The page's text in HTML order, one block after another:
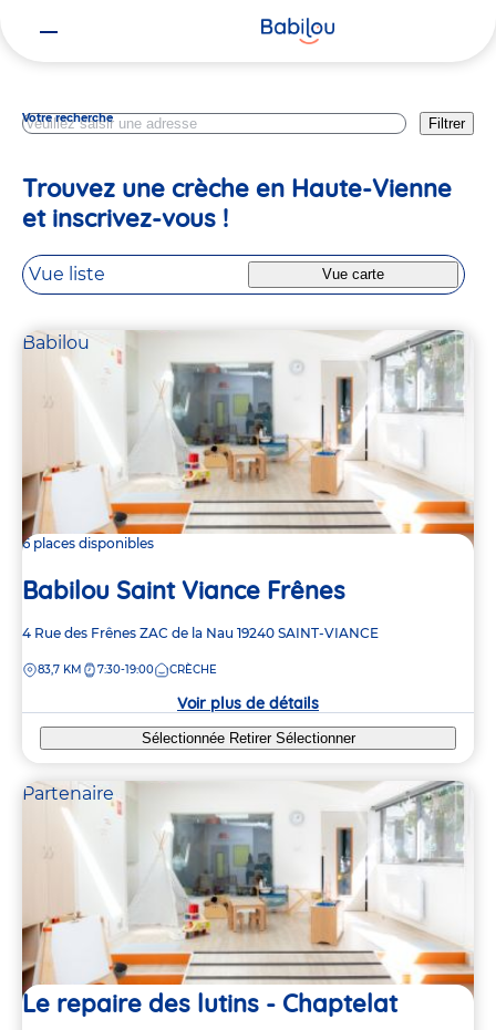
Votre recherche Filtrer
Trouvez une crèche en Haute-Vienne
et inscrivez-vous !
Vue liste Vue carte
Babilou
6 places disponibles
Babilou Saint Viance Frênes
Adresse
la
4 Rue des Frênes ZAC de la Nau 19240 SAINT-VIANCE
DISTANCE
83,7 KM 7:30-19:00 CRÈCHE
Voir plus de détails
Sélectionnée Retirer Sélectionner
Partenaire
Le repaire des lutins - Chaptelat